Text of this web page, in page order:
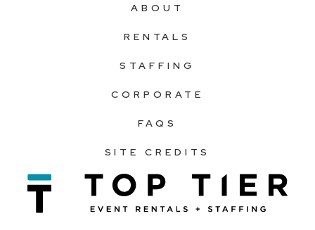
ABOUT
RENTALS
STAFFING
CORPORATE
FAQS
SITE CREDITS